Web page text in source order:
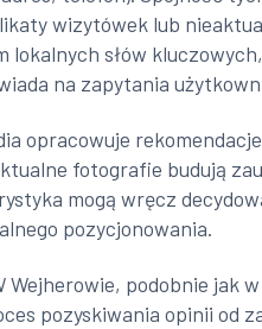
wizytówek lub
lokalnych słów
na zapytania
opracowuje
fotografie budują
mogą wręcz
pozycjonowania.
podobnie
pozyskiwania opinii od